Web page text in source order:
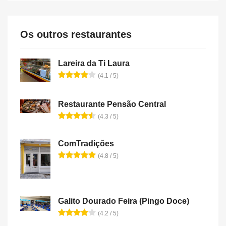
Os outros restaurantes
Lareira da Ti Laura
(4.1 / 5)
Restaurante Pensão Central
(4.3 / 5)
ComTradições
(4.8 / 5)
Galito Dourado Feira (Pingo Doce)
(4.2 / 5)